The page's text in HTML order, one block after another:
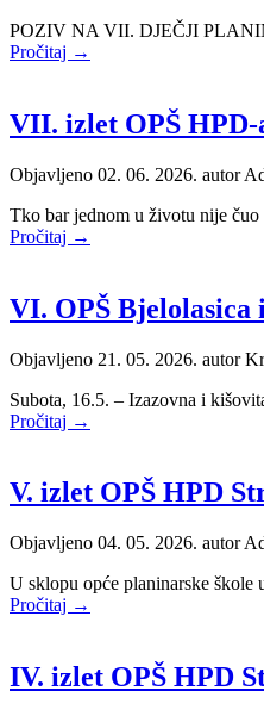
POZIV NA VII. DJEČJI
Pročitaj →
VII. izlet OPŠ HPD-
Objavljeno 02. 06. 2026. autor
Tko bar jednom u životu nije
Pročitaj →
VI. OPŠ Bjelolasica
Objavljeno 21. 05. 2026. autor
Subota, 16.5. – Izazovna i
Pročitaj →
V. izlet OPŠ HPD
Objavljeno 04. 05. 2026. autor
U sklopu opće planinarske škole
Pročitaj →
IV. izlet OPŠ HPD